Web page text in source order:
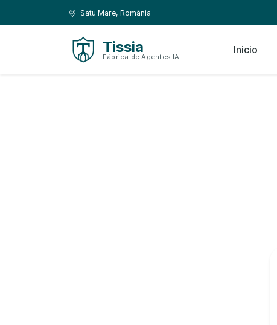
Ir a la navegación Ubicación:
Satu Mare, România
Tissia
Fábrica de Agentes IA
Inicio